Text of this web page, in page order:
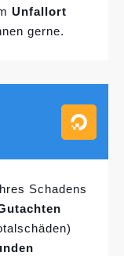
Unfallort
gerne.
Schadens